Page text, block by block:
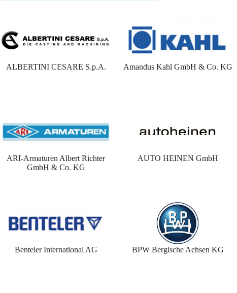
ALBERTINI CESARE S.p.A. Amandus Kahl GmbH & Co. KG
ARI-Armaturen Albert Richter
GmbH & Co. KG
AUTO HEINEN GmbH
Benteler International AG BPW Bergische Achsen KG